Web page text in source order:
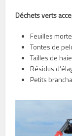
Déchets verts
Feuilles
Tontes de
Tailles de
Résidus
Petits